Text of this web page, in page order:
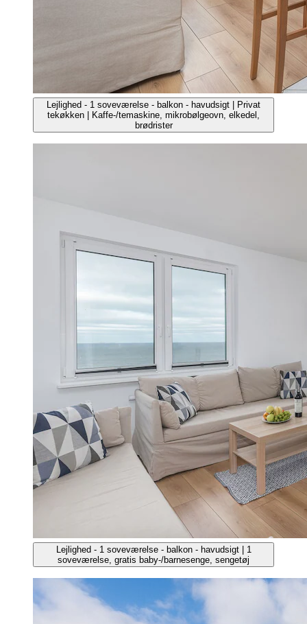
Lejlighed - 1 soveværelse - balkon - havudsigt | Privat
tekøkken | Kaffe-/temaskine, mikrobølgeovn, elkedel,
brødrister
Lejlighed - 1 soveværelse - balkon - havudsigt | 1
soveværelse, gratis baby-/barnesenge, sengetøj